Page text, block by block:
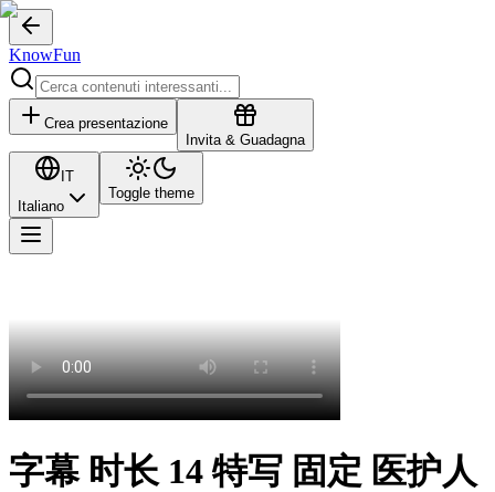
KnowFun
Crea presentazione
Invita & Guadagna
IT
Italiano
Toggle theme
字幕 时长 14 特写 固定 医护人